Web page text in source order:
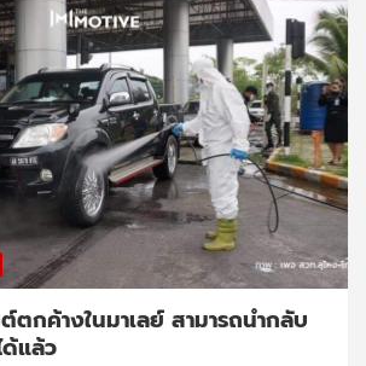
ตกค้างในมาเลย์ สามารถนำกลับ
ด้แล้ว